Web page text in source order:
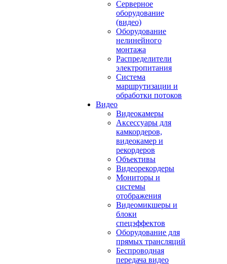
Серверное
оборудование
(видео)
Оборудование
нелинейного
монтажа
Распределители
электропитания
Система
маршрутизации и
обработки потоков
Видео
Видеокамеры
Аксессуары для
камкордеров,
видеокамер и
рекордеров
Объективы
Видеорекордеры
Мониторы и
системы
отображения
Видеомикшеры и
блоки
спецэффектов
Оборудование для
прямых трансляций
Беспроводная
передача видео